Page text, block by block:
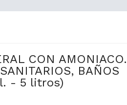
CON AMONIACO.
BAÑOS
- 5 litros)